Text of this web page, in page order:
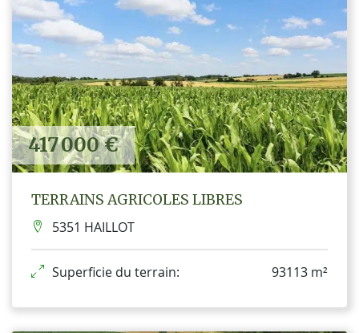
417 000 €
TERRAINS AGRICOLES LIBRES
5351 HAILLOT
Superficie du terrain: 93113 m²